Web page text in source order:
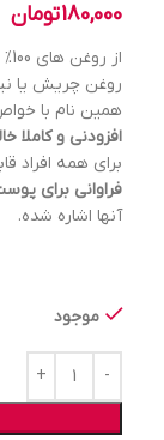
180,000تومان
روغن چریش یا
همین نام با
افزودنی و کاملا
برای همه افراد
فراوانی برای
آنها اشاره شده.
موجود